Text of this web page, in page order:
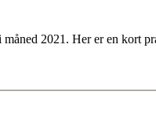
2021. Her er en kort